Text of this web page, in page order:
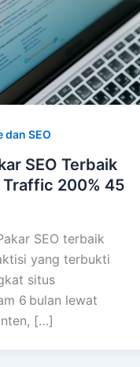
dan SEO
SEO Terbaik
200% 45
SEO terbaik
yang terbukti
situs
6 bulan lewat
[…]